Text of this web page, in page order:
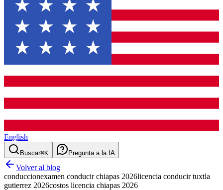
English
Buscar⌘K Pregunta a la IA
Volver al blog
conduccionexamen conducir chiapas 2026licencia conducir tuxtla
gutierrez 2026costos licencia chiapas 2026